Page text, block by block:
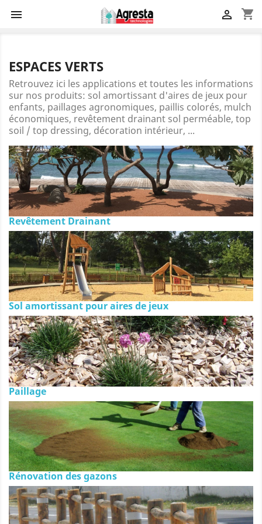
 shopping_cart

ESPACES VERTS
Retrouvez ici les applications et toutes les informations
sur nos produits: sol amortissant d'aires de jeux pour
enfants, paillages agronomiques, paillis colorés, mulch
économiques, revêtement drainant sol perméable, top
soil / top dressing, décoration intérieur, ...
Revêtement Drainant
Sol amortissant pour aires de jeux
Paillage
Rénovation des gazons